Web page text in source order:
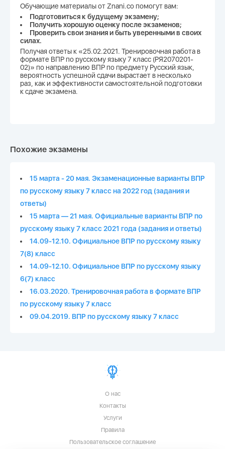
Обучающие материалы от Znani.co помогут вам:
Подготовиться к будущему экзамену;
Получить хорошую оценку после экзаменов;
Проверить свои знания и быть уверенными в своих
силах.
Получая ответы к «25.02.2021. Тренировочная работа в
формате ВПР по русскому языку 7 класс (РЯ2070201-
02)» по направлению ВПР по предмету Русский язык,
вероятность успешной сдачи вырастает в несколько
раз, как и эффективности самостоятельной подготовки
к сдаче экзамена.
Похожие экзамены
15 марта - 20 мая. Экзаменационные варианты ВПР
по русскому языку 7 класс на 2022 год (задания и
ответы)
15 марта — 21 мая. Официальные варианты ВПР по
русскому языку 7 класс 2021 года (задания и ответы)
14.09-12.10. Официальное ВПР по русскому языку
7(8) класс
14.09-12.10. Официальное ВПР по русскому языку
6(7) класс
16.03.2020. Тренировочная работа в формате ВПР
по русскому языку 7 класс
09.04.2019. ВПР по русскому языку 7 класс
О нас
Контакты
Услуги
Правила
Пользовательское соглашение